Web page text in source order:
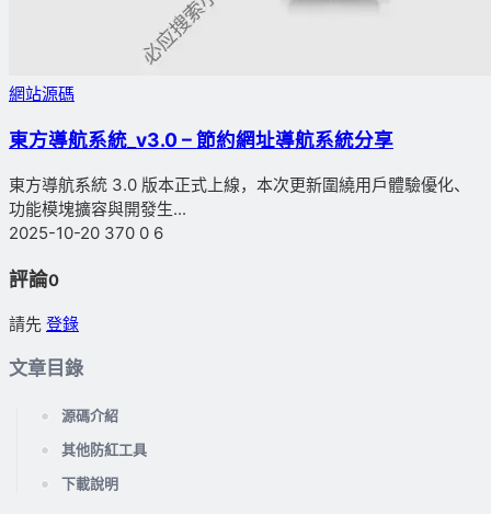
網站源碼
東方導航系統_v3.0 – 節約網址導航系統分享
東方導航系統 3.0 版本正式上線，本次更新圍繞用戶體驗優化、
功能模塊擴容與開發生...
2025-10-20 370 0 6
評論0
請先 登錄
文章目錄
源碼介紹
其他防紅工具
下載說明